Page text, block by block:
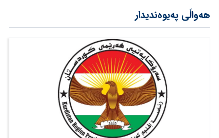
هەواڵی پەیوەندیدار